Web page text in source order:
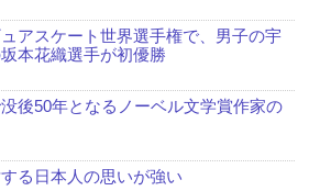
ュアスケート世界選手権で、男子の宇
本花織選手が初優勝
没後50年となるノーベル文学賞作家の
る日本人の思いが強い